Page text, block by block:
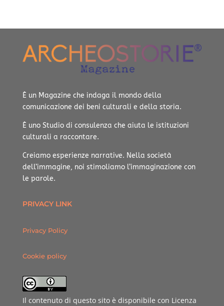
È un Magazine che indaga il mondo della
comunicazione dei beni culturali e della storia.
È uno Studio di consulenza che aiuta le istituzioni
culturali a raccontare.
Creiamo esperienze narrative. Nella società
dell’immagine, noi stimoliamo l’immaginazione con
le parole.
PRIVACY LINK
Privacy Policy
Cookie policy
Il contenuto di questo sito è disponibile con Licenza